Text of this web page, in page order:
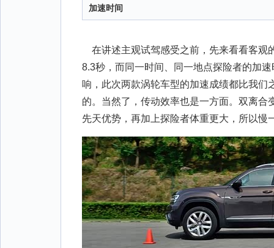
加速时间
在讲述主观试驾感受之前，先来看看客观
8.3秒，而同一时间、同一地点探险者的加
响，此次两款涡轮车型的加速成绩都比我
的。当然了，传动效率也是一方面。双离
先天优势，再加上探险者体重更大，所以慢